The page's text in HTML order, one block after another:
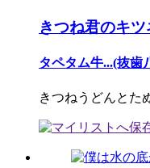
きつね君のキツ
タペタム牛...(抜歯
きつねうどんとた